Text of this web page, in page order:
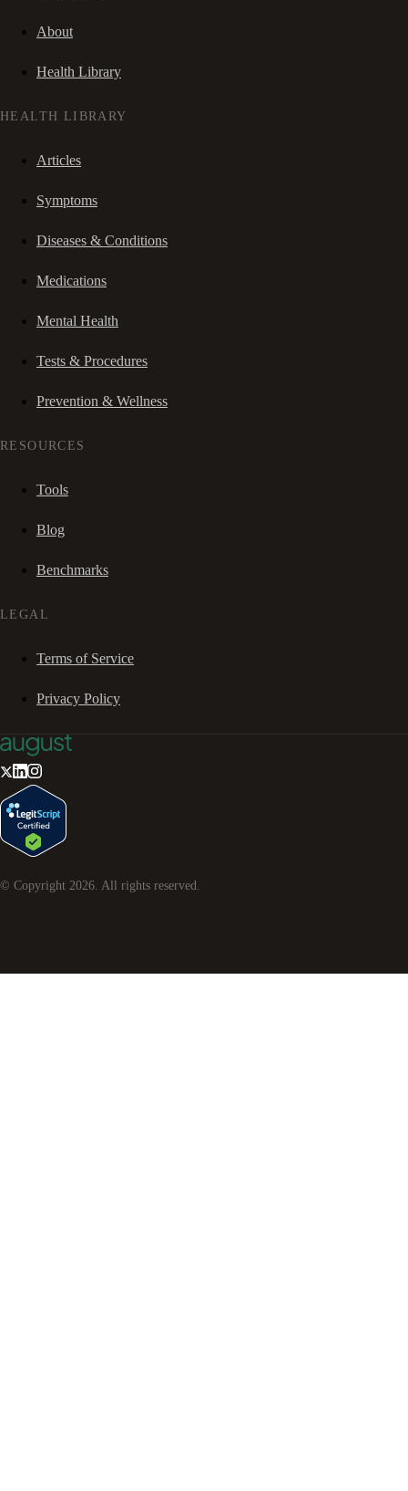
About
Health Library
HEALTH LIBRARY
Articles
Symptoms
Diseases & Conditions
Medications
Mental Health
Tests & Procedures
Prevention & Wellness
RESOURCES
Tools
Blog
Benchmarks
LEGAL
Terms of Service
Privacy Policy
© Copyright 2026. All rights reserved.